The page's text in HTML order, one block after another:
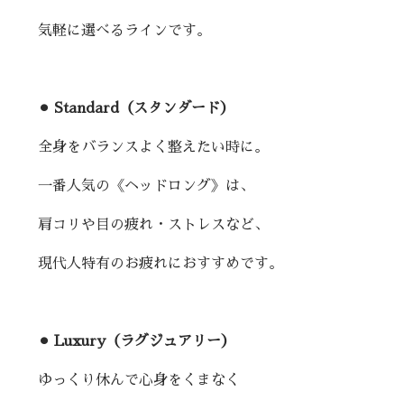
気軽に選べるラインです。
⚫︎ Standard（スタンダード）
全身をバランスよく整えたい時に。
一番人気の《ヘッドロング》は、
肩コリや目の疲れ・ストレスなど、
現代人特有のお疲れにおすすめです。
⚫︎ Luxury（ラグジュアリー）
ゆっくり休んで心身をくまなく